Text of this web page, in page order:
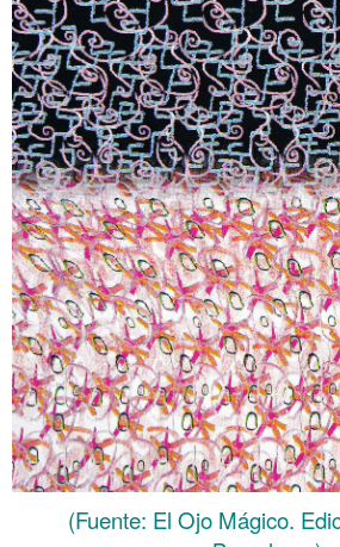
(Fuente: El Ojo Mágico.